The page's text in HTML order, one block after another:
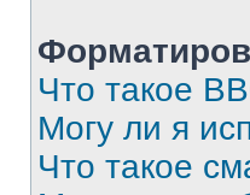
Что такое
Могу ли я
Что такое